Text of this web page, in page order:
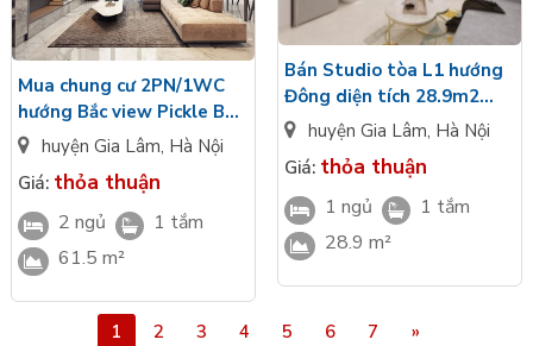
Mua chung cư 2PN/1WC
hướng Bắc view Pickle Ball
tầng trung tòa L1 The
huyện Gia Lâm, Hà Nội
Giá: thỏa thuận
2 ngủ
1 tắm
61.5 m²
Bán Studio tòa L1 hướng
Đông diện tích 28.9m2
view nội khu bàn giao hiện
huyện Gia Lâm, Hà Nội
Giá: thỏa thuận
1 ngủ
1 tắm
28.9 m²
1 2 3 4 5 6 7 »